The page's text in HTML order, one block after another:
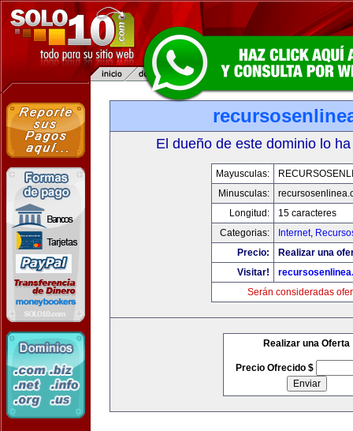
El dueño de este dominio lo
Mayusculas:
Minusculas:
Longitud:
15 caracteres
Categorias:
Internet,
Precio:
Realizar una
Visitar!
Serán consideradas
Realizar una Oferta
Precio Ofrecido $